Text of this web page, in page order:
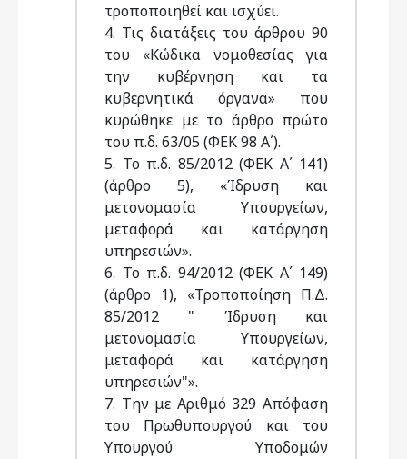
τροποποιηθεί και ισχύει.
4. Τις διατάξεις του άρθρου 90
του «Κώδικα νομοθεσίας για
την κυβέρνηση και τα
κυβερνητικά όργανα» που
κυρώθηκε με το άρθρο πρώτο
του π.δ. 63/05 (ΦΕΚ 98 Α΄).
5. Το π.δ. 85/2012 (ΦΕΚ Α΄ 141)
(άρθρο 5), «Ίδρυση και
μετονομασία Υπουργείων,
μεταφορά και κατάργηση
υπηρεσιών».
6. Το π.δ. 94/2012 (ΦΕΚ Α΄ 149)
(άρθρο 1), «Τροποποίηση Π.Δ.
85/2012 " Ίδρυση και
μετονομασία Υπουργείων,
μεταφορά και κατάργηση
υπηρεσιών"».
7. Την με Αριθμό 329 Απόφαση
του Πρωθυπουργού και του
Υπουργού Υποδομών